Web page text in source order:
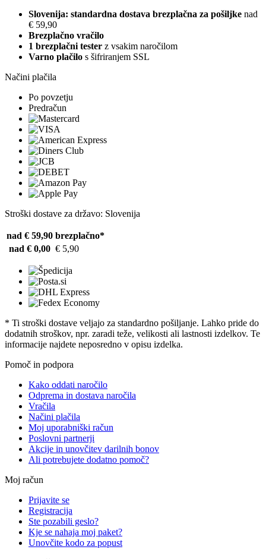
Slovenija: standardna dostava brezplačna za pošiljke nad
€ 59,90
Brezplačno vračilo
1 brezplačni tester z vsakim naročilom
Varno plačilo s šifriranjem SSL
Načini plačila
Po povzetju
Predračun
Stroški dostave za državo: Slovenija
nad € 59,90 brezplačno*
nad € 0,00 € 5,90
* Ti stroški dostave veljajo za standardno pošiljanje. Lahko pride do
dodatnih stroškov, npr. zaradi teže, velikosti ali lastnosti izdelkov. Te
informacije najdete neposredno v opisu izdelka.
Pomoč in podpora
Kako oddati naročilo
Odprema in dostava naročila
Vračila
Načini plačila
Moj uporabniški račun
Poslovni partnerji
Akcije in unovčitev darilnih bonov
Ali potrebujete dodatno pomoč?
Moj račun
Prijavite se
Registracija
Ste pozabili geslo?
Kje se nahaja moj paket?
Unovčite kodo za popust